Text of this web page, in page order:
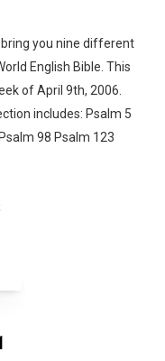
you nine different
English Bible. This
of April 9th, 2006.
includes: Psalm 5
98 Psalm 123